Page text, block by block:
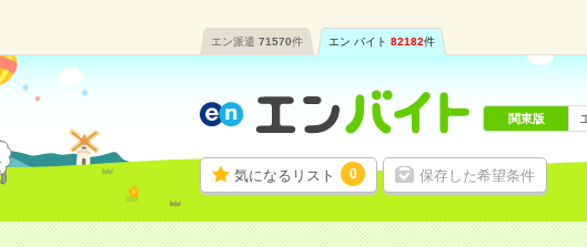
エン派遣 71570件 エン バイト 82182件
気になるリスト 0 保存した希望条件
関東版